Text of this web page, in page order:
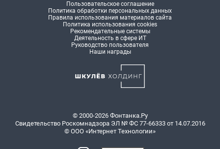
Пользовательское соглашение
Политика обработки персональных данных
Правила использования материалов сайта
Политика использования cookies
Рекомендательные системы
Деятельность в сфере ИТ
Руководство пользователя
Наши награды
© 2000-2026 Фонтанка.Ру
Свидетельство Роскомнадзора ЭЛ № ФС 77-66333 от 14.07.2016
© ООО «Интернет Технологии»